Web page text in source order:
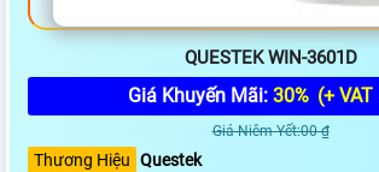
QUESTEK WIN-3601D
Giá Khuyến Mãi: 30% (+ VAT
Giá Niêm Yết:00 ₫
Thương Hiệu Questek